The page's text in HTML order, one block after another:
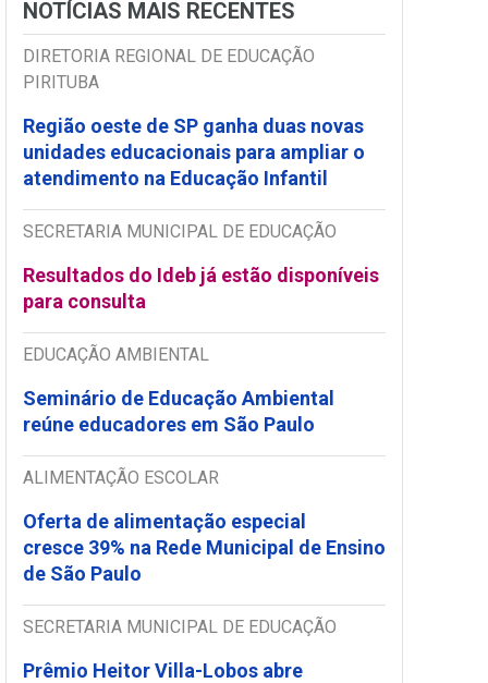
NOTÍCIAS MAIS RECENTES
DIRETORIA REGIONAL DE EDUCAÇÃO
PIRITUBA
Região oeste de SP ganha duas novas
unidades educacionais para ampliar o
atendimento na Educação Infantil
SECRETARIA MUNICIPAL DE EDUCAÇÃO
Resultados do Ideb já estão disponíveis
para consulta
EDUCAÇÃO AMBIENTAL
Seminário de Educação Ambiental
reúne educadores em São Paulo
ALIMENTAÇÃO ESCOLAR
Oferta de alimentação especial
cresce 39% na Rede Municipal de Ensino
de São Paulo
SECRETARIA MUNICIPAL DE EDUCAÇÃO
Prêmio Heitor Villa-Lobos abre